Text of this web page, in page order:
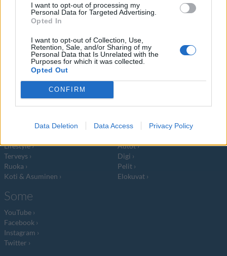
I want to opt-out of processing my
Personal Data for Targeted Advertising.
Opted In
I want to opt-out of Collection, Use,
Retention, Sale, and/or Sharing of my
Personal Data that Is Unrelated with the
Purposes for which it was collected.
Opted Out
CONFIRM
Data Deletion Data Access Privacy Policy
Tietoa meistä
Tietosuojalauseke
Lähetä uutisvinkki
Mediatiedot
RSS-ohje
Kesä!
Jocka
Tyyliniekka
Lifestyle
Lifestyle
Terveys
Ruoka
Koti & Asuminen
Viihde
Viihdeuutiset
Autot
Digi
Pelit
Elokuvat
Some
YouTube
Facebook
Instagram
Twitter